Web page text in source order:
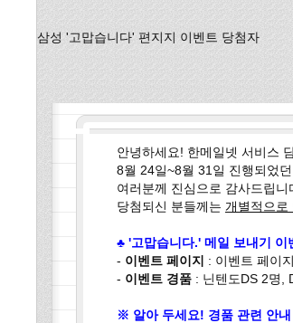
삼성 '고맙습니다' 편지지 이벤트 당첨자
안녕하세요! 한메일넷 서비스
8월 24일~8월 31일 진행되었던
여러분께 진심으로 감사드립
당첨되신 분들께는 개별적으로
♣ '고맙습니다.' 메일 보내기 이
- 이벤트 페이지 : 이벤트 페이
- 이벤트 경품 : 닌텐도DS 2명,
※ 알아 두세요! 경품 관련 안내